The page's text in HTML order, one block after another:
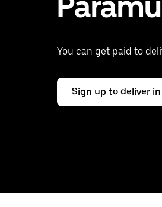
You can get paid to
Sign up to deliver